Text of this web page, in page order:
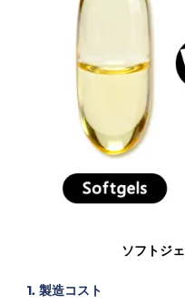
ソフトジ
1. 製造コスト